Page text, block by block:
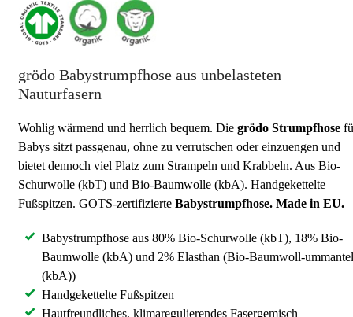
grödo Babystrumpfhose aus unbelasteten
Nauturfasern
Wohlig wärmend und herrlich bequem. Die grödo Strumpfhose
Babys sitzt passgenau, ohne zu verrutschen oder einzuengen und
bietet dennoch viel Platz zum Strampeln und Krabbeln. Aus Bio-
Schurwolle (kbT) und Bio-Baumwolle (kbA). Handgekettelte
Fußspitzen. GOTS-zertifizierte Babystrumpfhose. Made in EU.
Babystrumpfhose aus 80% Bio-Schurwolle (kbT), 18% Bio-
Baumwolle (kbA) und 2% Elasthan (Bio-Baumwoll-
(kbA))
Handgekettelte Fußspitzen
Hautfreundliches, klimaregulierendes Fasergemisch